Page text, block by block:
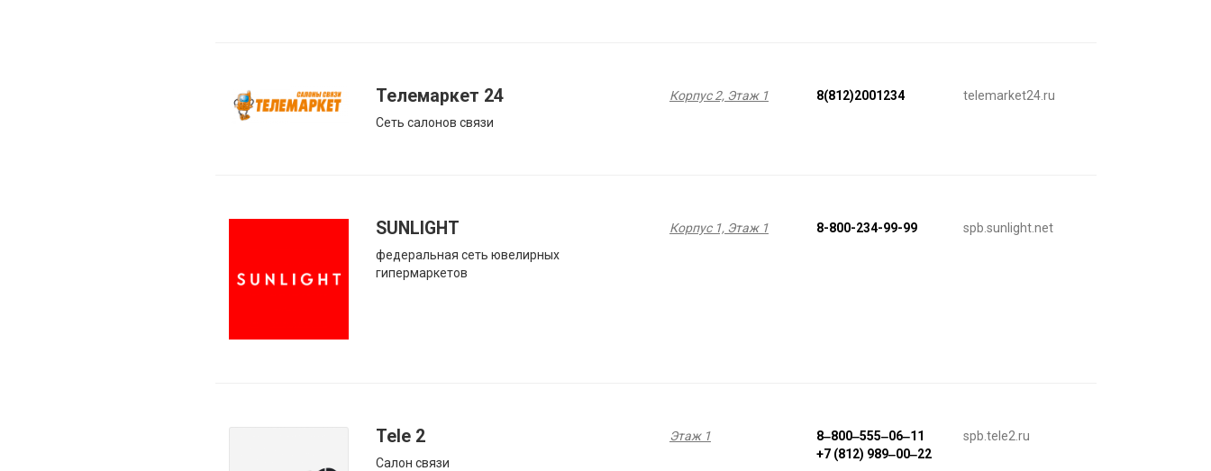
Телемаркет 24
Сеть салонов связи
Корпус 2, Этаж 1 8(812)2001234 telemarket24.ru
SUNLIGHT
федеральная сеть ювелирных
гипермаркетов
Корпус 1, Этаж 1 8-800-234-99-99 spb.sunlight.net
Tele 2
Салон связи
Этаж 1
8‒800‒555‒06‒11
+7 (812) 989‒00‒22
spb.tele2.ru